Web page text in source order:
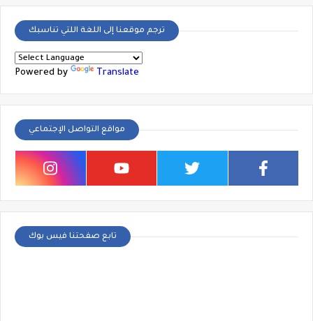
ترجم موقعنا إلى اللغة اللتي تناسبك
Powered by Translate
مواقع التواصل الإجتماعي
تابع صفحتنا فيس بوك